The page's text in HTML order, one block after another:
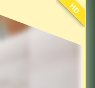
HD